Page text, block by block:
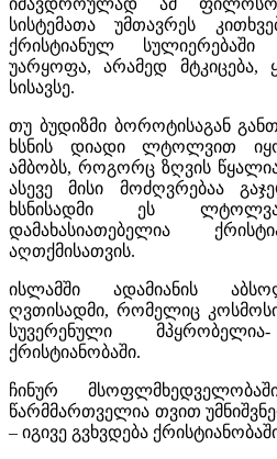
სისტემათა უმთავრეს
ქრისტიანულ სულიერებაში
უარყოფა, არამედ მტკიცება,
სისავსე.
თუ ბუდიზმი ბოროტისაგან
ხსნის დიადი ლტოლვით
ამბობს, როგორც ზღვის
ასევე მისი მოძღვრებაა
ხსნისადმი ეს
დამახასიათებელია
აღთქმისათვის.
ისლამში ადამიანის
ღვთისადმი, რომელიც
სუვერენული
ქრისტიანობაში.
ჩინურ
წარმმართველია თვით
– იგივე გვხვდება